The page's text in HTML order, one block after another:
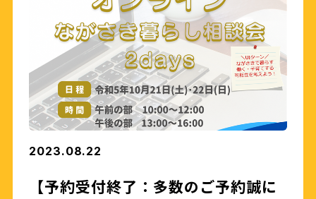
2023.08.22
【予約受付終了：多数のご予約誠に